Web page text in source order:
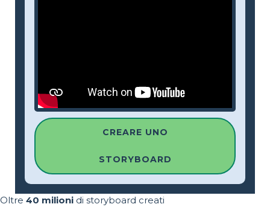
CREARE UNO
STORYBOARD
Oltre 40 milioni di storyboard creati